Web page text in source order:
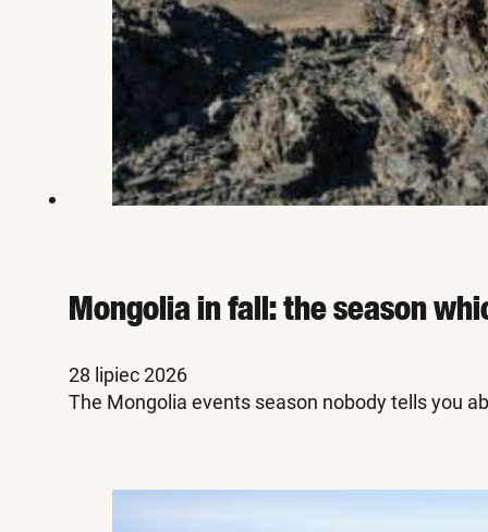
Mongolia in fall: the season
28 lipiec 2026
The Mongolia events season nobody tells you